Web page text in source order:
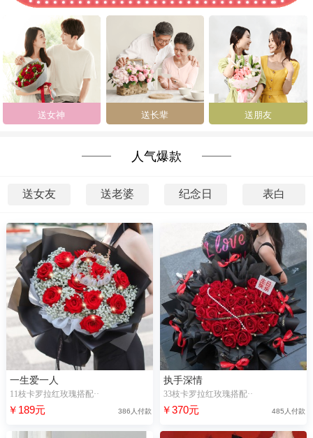
送女神 送长辈 送朋友
人气爆款
送女友 送老婆 纪念日 表白
一生爱一人
11枝卡罗拉红玫瑰搭配··
￥189元 386人付款
执手深情
33枝卡罗拉红玫瑰搭配··
￥370元 485人付款